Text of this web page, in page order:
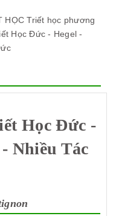
HỌC Triết học phương
Học Đức - Hegel -
Học Đức -
Nhiều Tác